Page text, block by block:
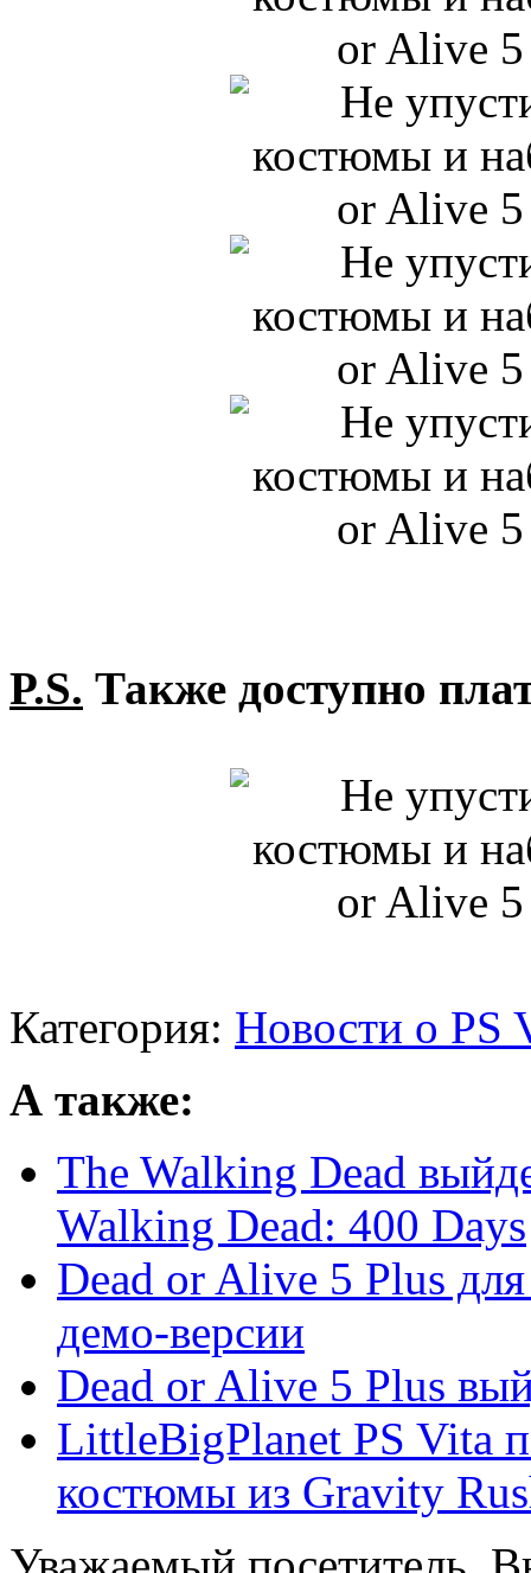
P.S. Также доступно
Категория: Новости о PS
А также:
The Walking Dead
Walking Dead: 400 Days
Dead or Alive 5 Plus
демо-версии
Dead or Alive 5 Plus
LittleBigPlanet PS Vita
костюмы из Gravity